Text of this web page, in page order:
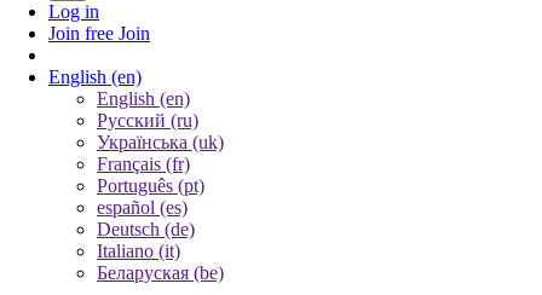
Log in
Join free Join
English (en)
English (en)
Русский (ru)
Українська (uk)
Français (fr)
Português (pt)
español (es)
Deutsch (de)
Italiano (it)
Беларуская (be)